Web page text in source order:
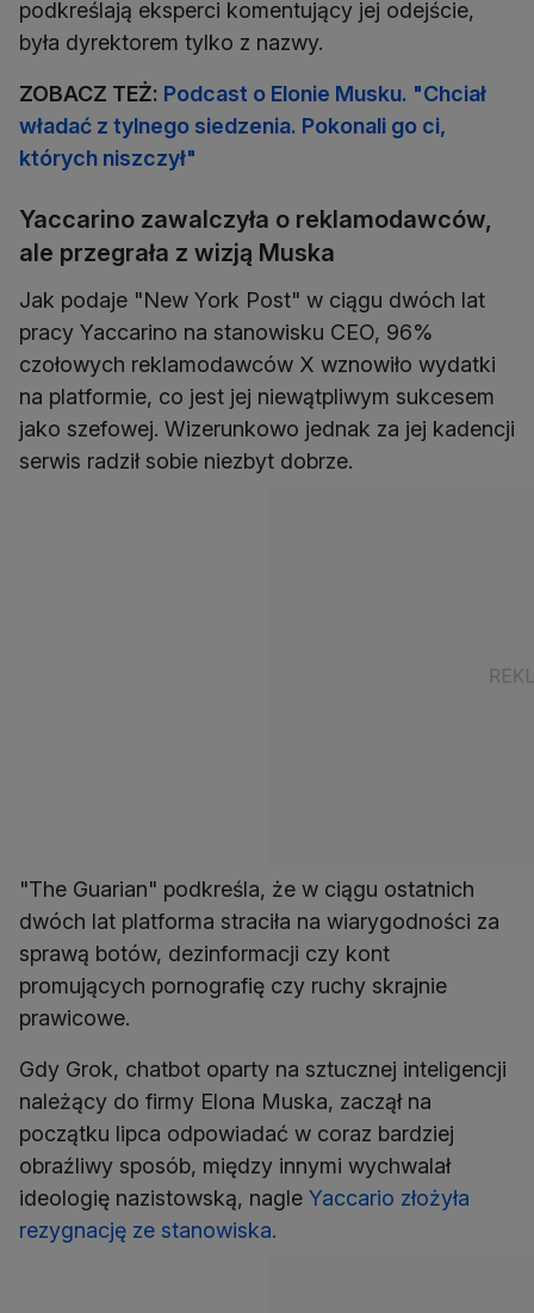
podkreślają eksperci komentujący jej odejście,
była dyrektorem tylko z nazwy.
ZOBACZ TEŻ: Podcast o Elonie Musku. "Chciał
władać z tylnego siedzenia. Pokonali go ci,
których niszczył"
Yaccarino zawalczyła o reklamodawców,
ale przegrała z wizją Muska
Jak podaje "New York Post" w ciągu dwóch lat
pracy Yaccarino na stanowisku CEO, ​​96%
czołowych reklamodawców X wznowiło wydatki
na platformie, co jest jej niewątpliwym sukcesem
jako szefowej. Wizerunkowo jednak za jej kadencji
serwis radził sobie niezbyt dobrze.
"The Guarian" podkreśla, że w ciągu ostatnich
dwóch lat platforma straciła na wiarygodności za
sprawą botów, dezinformacji czy kont
promujących pornografię czy ruchy skrajnie
prawicowe.
Gdy Grok, chatbot oparty na sztucznej inteligencji
należący do firmy Elona Muska, zaczął na
początku lipca odpowiadać w coraz bardziej
obraźliwy sposób, między innymi wychwalał
ideologię nazistowską, nagle Yaccario złożyła
rezygnację ze stanowiska.